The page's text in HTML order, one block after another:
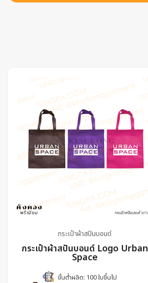
กระเป๋าผ้าสปันบอนด์
กระเป๋าผ้าสปันบอนด์ Logo Urban
Space
ขั้นต่ำผลิต: 100 ใบขึ้นไป